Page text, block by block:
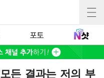
포토
든 결과는 저의 부